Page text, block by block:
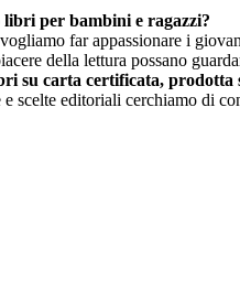
per bambini e ragazzi?
far appassionare i
della lettura possano
su carta certificata, prodotta
scelte editoriali cerchiamo di